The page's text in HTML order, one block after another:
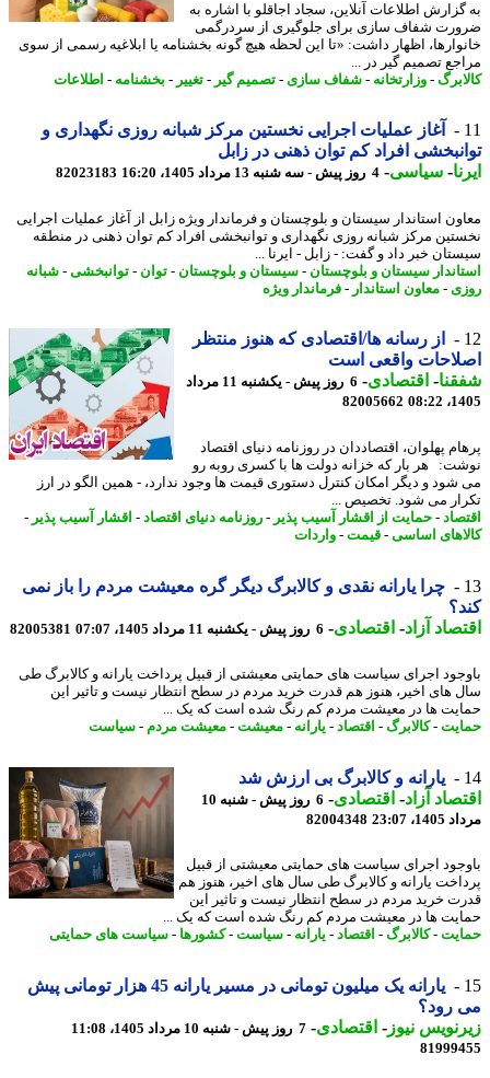
اطلاعات آنلاین، سجاد اجاقلو با اشاره به
شفاف سازی برای جلوگیری از سردرگمی
اظهار داشت: «تا این لحظه هیچ گونه بخشنامه یا ابلاغیه رسمی از سوی
تصمیم گیر در ...
- وزارتخانه-شفاف سازی- تصمیم گیر-تغییر-بخشنامه-اطلاعات
آغاز عملیات اجرایی نخستین مرکز شبانه روزی نگهداری و
افراد کم توان ذهنی در زابل
-سیاسی-4 روز پیش - سه شنبه 13 مرداد 1405، 16:20 82023183
استاندار سیستان و بلوچستان و فرماندار ویژه زابل از آغاز عملیات اجرایی
مرکز شبانه روزی نگهداری و توانبخشی افراد کم توان ذهنی در منطقه
خبر داد و گفت: - زابل - ایرنا ...
سیستان و بلوچستان-سیستان و بلوچستان-توان- توانبخشی-شبانه
- معاون استاندار-فرماندار ویژه
از رسانه ها/اقتصادی که هنوز منتظر
واقعی است
-اقتصادی-
6 روز پیش - یکشنبه 11 مرداد
82005662
پهلوان، اقتصاددان در روزنامه دنیای اقتصاد
هر بار که خزانه دولت ها با کسری روبه رو
و دیگر امکان کنترل دستوری قیمت ها وجود ندارد، - همین الگو در ارز
می شود. تخصیص ...
-حمایت از اقشار آسیب پذیر -روزنامه دنیای اقتصاد-اقشار آسیب پذیر -
اساسی-قیمت-واردات
چرا یارانه نقدی و کالابرگ دیگر گره معیشت مردم را باز نمی
آزاد - اقتصادی-6 روز پیش - یکشنبه 11 مرداد 1405، 07:07 82005381
اجرای سیاست های حمایتی معیشتی از قبیل پرداخت یارانه و کالابرگ طی
های اخیر، هنوز هم قدرت خرید مردم در سطح انتظار نیست و تاثیر این
ها در معیشت مردم کم رنگ شده است که یک ...
-کالابرگ- اقتصاد-یارانه- معیشت-معیشت مردم- سیاست
یارانه و کالابرگ بی ارزش شد
آزاد - اقتصادی-
6 روز پیش - شنبه 10
23:07
82004348
اجرای سیاست های حمایتی معیشتی از قبیل
یارانه و کالابرگ طی سال های اخیر، هنوز هم
خرید مردم در سطح انتظار نیست و تاثیر این
ها در معیشت مردم کم رنگ شده است که یک ...
-کالابرگ- اقتصاد-یارانه- سیاست-کشورها- سیاست های حمایتی
یارانه یک میلیون تومانی در مسیر یارانه 45 هزار تومانی پیش
رود؟
نیوز-اقتصادی-7 روز پیش - شنبه 10 مرداد 1405، 11:08